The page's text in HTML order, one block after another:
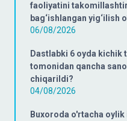
faoliyatini
bag‘ishlangan yig‘ilish
06/08/2026
Dastlabki 6 oyda
tomonidan qancha
chiqarildi?
04/08/2026
Buxoroda o'rtacha oylik